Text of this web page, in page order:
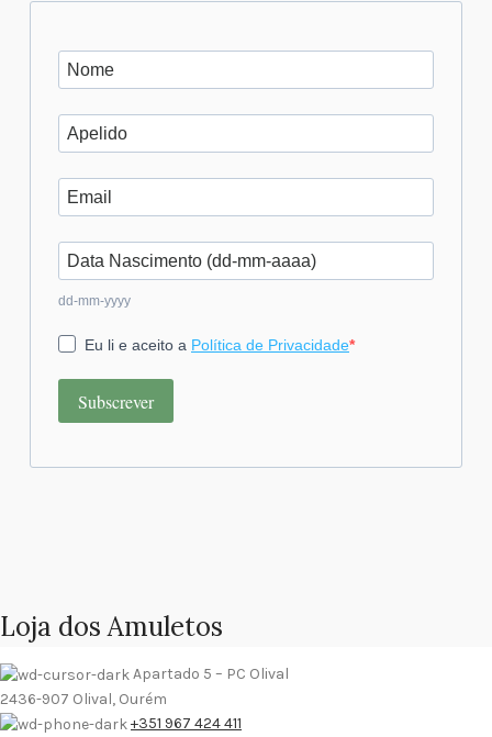
dd-mm-yyyy
Eu li e aceito a Política de Privacidade
Subscrever
Loja dos Amuletos
Apartado 5 – PC Olival
2436-907 Olival, Ourém
+351 967 424 411